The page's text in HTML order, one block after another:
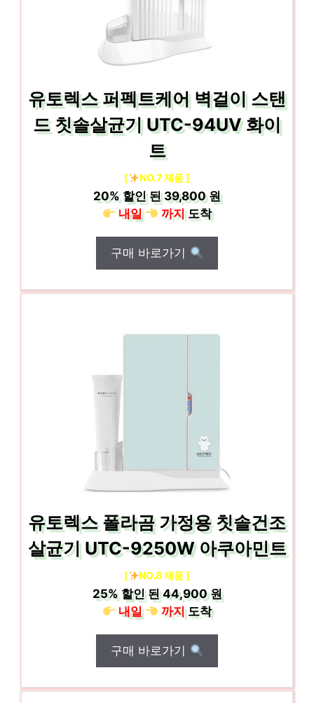
유토렉스 퍼펙트케어 벽걸이 스탠
드 칫솔살균기 UTC-94UV 화이
트
[ NO.7 제품 ]
20%할인 된39,800 원
내일
까지도착
구매 바로가기
유토렉스 폴라곰 가정용 칫솔건조
살균기 UTC-9250W 아쿠아민트
[ NO.8 제품 ]
25%할인 된44,900 원
내일
까지도착
구매 바로가기